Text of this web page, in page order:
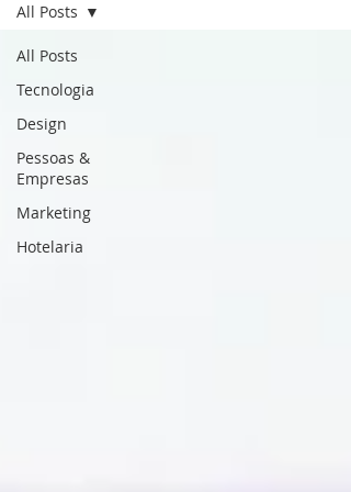
All Posts
Tecnologia
Design
Pessoas &
Empresas
Marketing
Hotelaria
All Posts